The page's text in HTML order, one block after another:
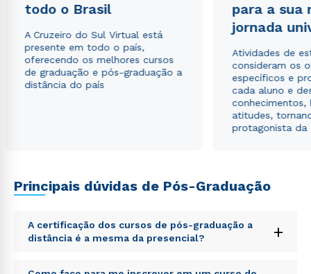
todo o Brasil
A Cruzeiro do Sul Virtual está
presente em todo o país,
oferecendo os melhores cursos
de graduação e pós-graduação a
distância do país
para a sua
jornada
Atividades de
consideram os
específicos e
cada aluno e
conhecimentos,
atitudes,
protagonista da
Principais dúvidas de Pós-Graduação
A certificação dos cursos de pós-graduação a
distância é a mesma da presencial?
+
Sed ut perspiciatis unde omnis iste natus error sit
Estou de acordo com a Política de Privacidade.e
autorizo que meus dados sejam utilizados para o
envio de conteúdos da Cruzeiro do Sul.